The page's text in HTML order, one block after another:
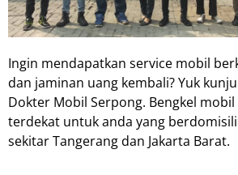
Ingin mendapatkan service mobil
dan jaminan uang kembali? Yuk
Dokter Mobil Serpong. Bengkel mobil
terdekat untuk anda yang
sekitar Tangerang dan Jakarta Barat.